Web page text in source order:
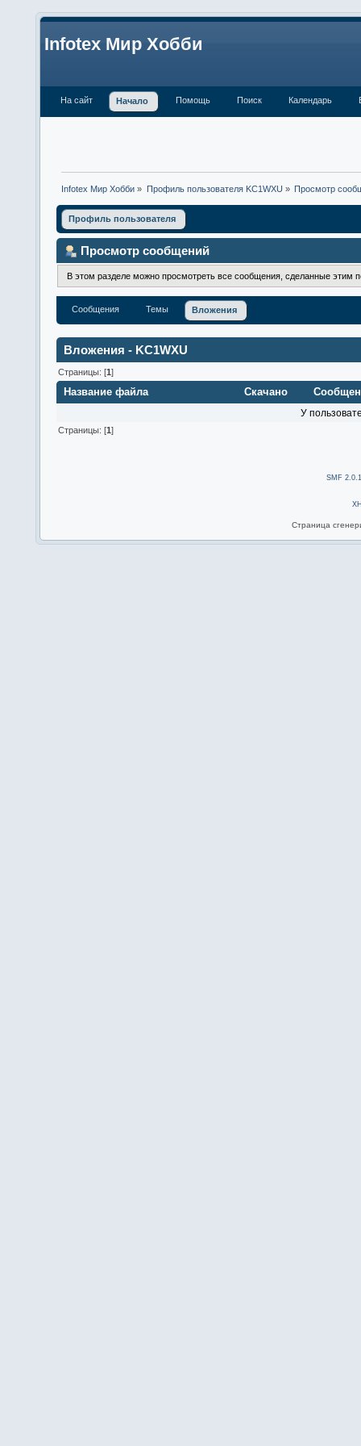
Infotex Мир Хобби
На сайт Начало Помощь Поиск Календарь
Infotex Мир Хобби » Профиль пользователя KC1WXU » Просмотр
Профиль пользователя
Просмотр сообщений
В этом разделе можно просмотреть все сообщения, сделанные этим
Сообщения Темы Вложения
Вложения - KC1WXU
Страницы: [1]
Название файла Скачано
У
Страницы: [1]
SMF
Страница